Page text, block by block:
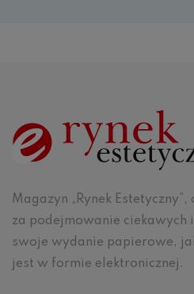
Magazyn „Rynek
za podejmowanie ciekawych
swoje wydanie papierowe,
jest w formie elektronicznej.